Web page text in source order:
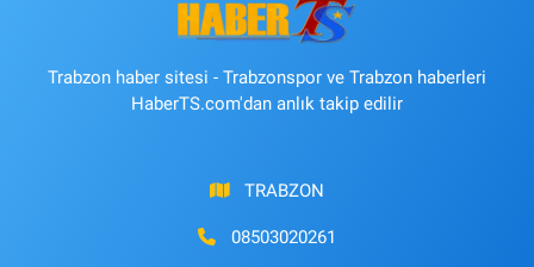
Trabzon haber sitesi - Trabzonspor ve Trabzon haberleri
HaberTS.com'dan anlık takip edilir
TRABZON
08503020261